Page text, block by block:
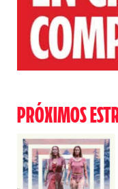
PRÓXIMOS